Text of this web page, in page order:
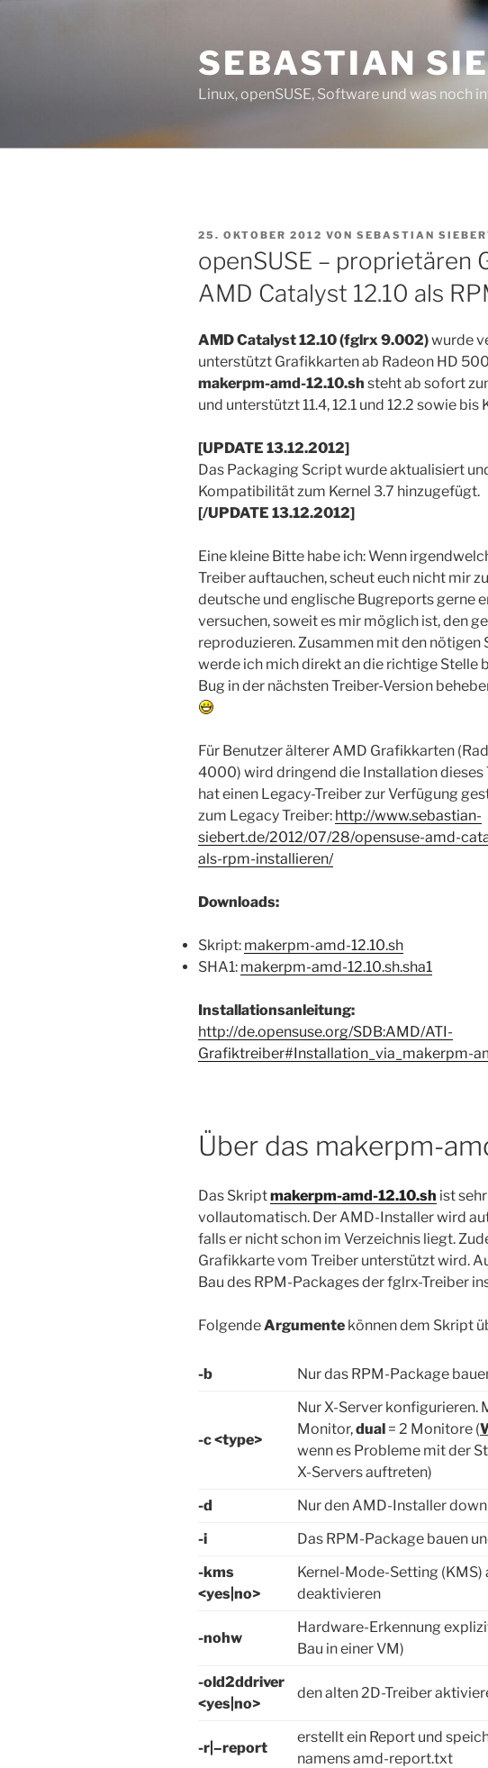
SEBASTIAN
Linux, openSUSE, Software und was noch
VERÖFFENTLICHT
25. OKTOBER 2012 VON SEBASTIAN
openSUSE – proprietären
AMD Catalyst 12.10 als
AMD Catalyst 12.10 (fglrx 9.002)wurde
unterstützt Grafikkarten ab Radeon HD
makerpm-amd-12.10.sh steht ab sofort
und unterstützt 11.4, 12.1 und 12.2 sowie bis
[UPDATE 13.12.2012]
Das Packaging Script wurde aktualisiert
Kompatibilität zum Kernel 3.7 hinzugefügt.
[/UPDATE 13.12.2012]
Eine kleine Bitte habe ich: Wenn
Treiber auftauchen, scheut euch nicht mir
deutsche und englische Bugreports gerne
versuchen, soweit es mir möglich ist, den
reproduzieren. Zusammen mit den
werde ich mich direkt an die richtige Stelle
Bug in der nächsten Treiber-Version
Für Benutzer älterer AMD Grafikkarten
4000) wird dringend die Installation dieses
hat einen Legacy-Treiber zur Verfügung
zum Legacy Treiber: http://www.sebastian-
siebert.de/2012/07/28/opensuse-amd-
als-rpm-installieren/
Downloads:
Skript: makerpm-amd-12.10.sh
SHA1: makerpm-amd-12.10.sh.sha1
Installationsanleitung:
http://de.opensuse.org/SDB:AMD/ATI-
Grafiktreiber#Installation_via_makerpm-
Über das makerpm-
Das Skriptmakerpm-amd-12.10.sh ist
vollautomatisch. Der AMD-Installer wird
falls er nicht schon im Verzeichnis liegt.
Grafikkarte vom Treiber unterstützt wird.
Bau des RPM-Packages der fglrx-Treiber
FolgendeArgumente können dem Skript
-b Nur das RPM-Package
-c <type>
Nur X-Server konfigurieren.
Monitor,dual = 2 Monitore (
wenn es Probleme mit der
X-Servers auftreten)
-d
Nur den AMD-Installer
-i
Das RPM-Package bauen
-kms
<yes|no>
Kernel-Mode-Setting
deaktivieren
-nohw
Hardware-Erkennung
Bau in einer VM)
-old2ddriver
<yes|no>
den alten 2D-Treiber
-r|–report
erstellt ein Report und
namens amd-report.txt